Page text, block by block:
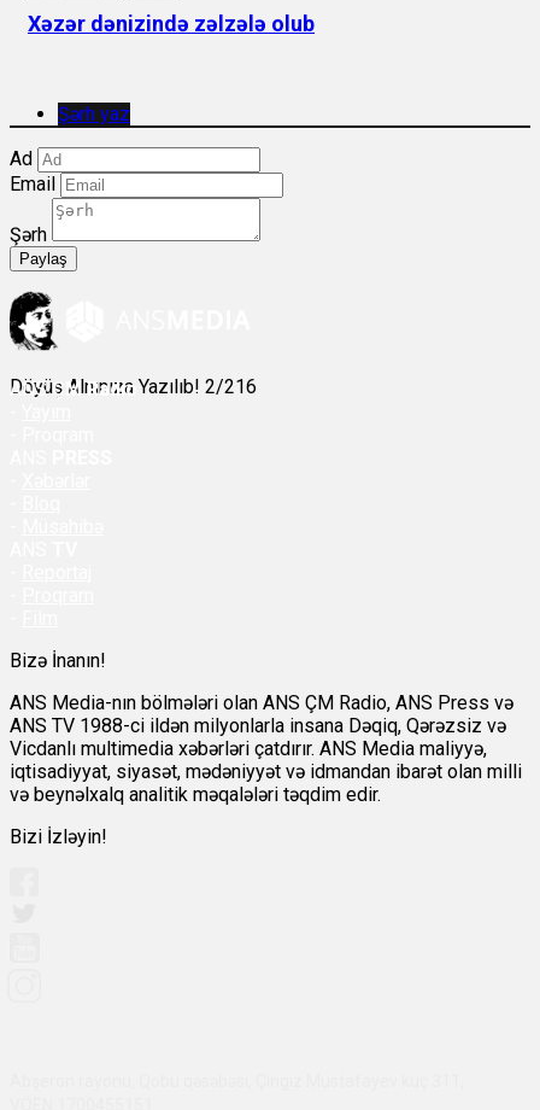
Xəzər dənizində zəlzələ olub
Şərh yaz
Ad
Email
Şərh
Paylaş
Döyüş Alnınıza Yazılıb! 2/216
ANSÇM Radio
Bizə İnanın!
ANS Media-nın bölmələri olan ANS ÇM Radio, ANS Press və
ANS TV 1988-ci ildən milyonlarla insana Dəqiq, Qərəzsiz və
Vicdanlı multimedia xəbərləri çatdırır. ANS Media maliyyə,
iqtisadiyyat, siyasət, mədəniyyət və idmandan ibarət olan milli
və beynəlxalq analitik məqalələri təqdim edir.
Bizi İzləyin!